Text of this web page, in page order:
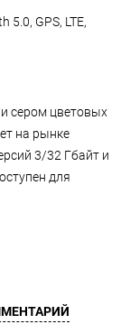
GPS, LTE,
сером цветовых
на рынке
3/32 Гбайт и
для